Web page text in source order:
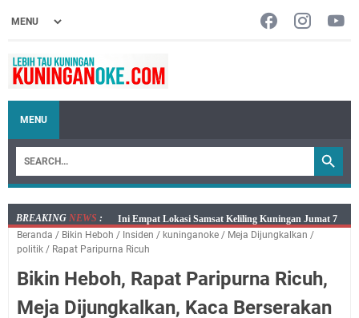
MENU
BREAKING NEWS :
Jumat 7 Agustus 2026 Mobil SIM Keliling Ada di
Kecamatan Sindangagung
Dicabut Dari Hidupmu, Kamu Akan Tetap Berjalan
Kelaparan Meskipun Memiliki Sekarung Penuh Uang
Beranda / Bikin Heboh / Insiden / kuninganoke / Meja Dijungkalkan /
politik / Rapat Paripurna Ricuh
Bikin Heboh, Rapat Paripurna Ricuh,
Meja Dijungkalkan, Kaca Berserakan